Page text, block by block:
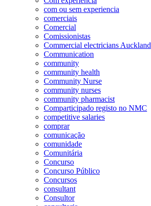
com ou sem experiencia
comerciais
Comercial
Comissionistas
Commercial electricians Auckland
Communication
community
community health
Community Nurse
community nurses
community pharmacist
Comparticipado registo no NMC
competitive salaries
comprar
comunicação
comunidade
Comunitária
Concurso
Concurso Público
Concursos
consultant
Consultor